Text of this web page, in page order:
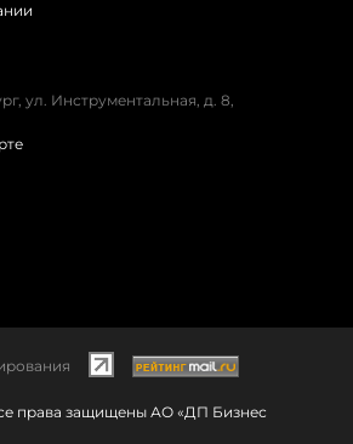
ул. Инструментальная, д. 8,
права защищены АО «ДП Бизнес